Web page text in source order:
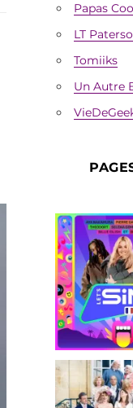
Papas
LT
Tomiiks
Un Autre